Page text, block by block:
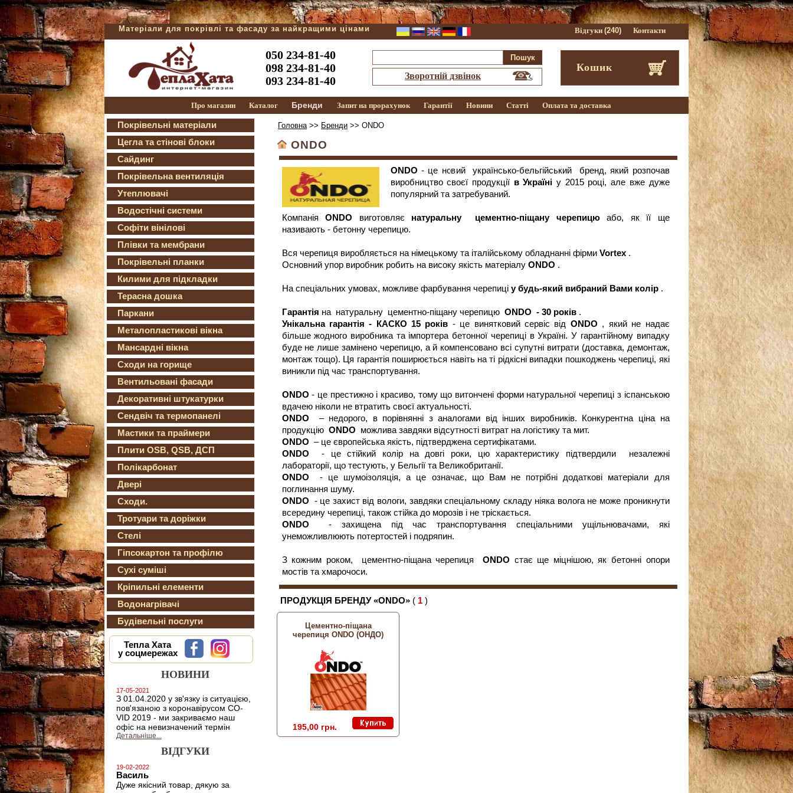
Матеріали для покрівлі та фасаду за найкращими цінами Відгуки (240) Контакти
050 234-81-40
098 234-81-40
093 234-81-40
Зворотній дзвінок
Кошик
Про магазин Каталог Бренди Запит на прорахунок Гарантії Новини Статті Оплата та доставка
Покрівельні матеріали
Цегла та стінові блоки
Сайдинг
Покрівельна вентиляція
Утеплювачі
Водостічні системи
Софіти вінілові
Плівки та мембрани
Покрівельні планки
Килими для підкладки
Терасна дошка
Паркани
Металопластикові вікна
Мансардні вікна
Сходи на горище
Вентильовані фасади
Декоративні штукатурки
Сендвіч та термопанелі
Мастики та праймери
Плити OSB, QSB, ДСП
Полікарбонат
Двері
Сходи.
Тротуари та доріжки
Стелі
Гіпсокартон та профілю
Сухі суміші
Кріпильні елементи
Водонагрівачі
Будівельні послуги
Тепла Хата
у соцмережах
НОВИНИ
17-05-2021
З 01.04.2020 у зв'язку із ситуацією,
пов'язаною з коронавірусом CO-
VID 2019 - ми закриваємо наш
офіс на невизначений термін
Детальніше...
ВІДГУКИ
19-02-2022
Василь
Дуже якісний товар, дякую за
Головна>> Бренди >> ONDO
ONDO
ONDO - це новийукраїнсько-бельгійський
бренд, який розпочав
виробництво своєї продукції в Україні у 2015 році, але вже дуже
популярний та затребуваний.
Компанія ONDO виготовляє натуральну цементно-піщану черепицюабо, як її ще
називають - бетонну черепицю.
Вся черепиця виробляється на німецькому та італійському обладнанні фірми Vortex.
Основний упор виробник робить на високу якість матеріалу ONDO .
На спеціальних умовах, можливе фарбування черепиці у будь-який вибраний Вами колір.
Гарантія на натуральну цементно-піщану черепицю ONDO - 30 років.
Унікальна гарантія - КАСКО 15 років - це винятковий сервіс від ONDO , який не надає
більше жодного виробника та імпортера бетонної черепиці в Україні. У гарантійному випадку
буде не лише замінено черепицю, а й компенсовано всі супутні витрати (доставка, демонтаж,
монтаж тощо). Ця гарантія поширюється навіть на ті рідкісні випадки пошкоджень черепиці, які
виникли під час транспортування.
ONDO- це престижно і красиво, тому що витончені форми натуральної черепиці з іспанською
вдачею ніколи не втратить своєї актуальності.
ONDO – недорого, в порівнянні з аналогами від інших виробників. Конкурентна ціна на
продукцію ONDO можлива завдяки відсутності витрат на логістику та мит.
ONDO – це європейська якість, підтверджена сертифікатами.
ONDO - це стійкий колір на довгі роки, цю характеристику підтвердили незалежні
лабораторії, що тестують, у Бельгії та Великобританії.
ONDO - це шумоізоляція, а це означає, що Вам не потрібні додаткові матеріали для
поглинання шуму.
ONDO - це захист від вологи, завдяки спеціальному складу ніяка волога не може проникнути
всередину черепиці, також стійка до морозів і не тріскається.
ONDO- захищена під час транспортування спеціальними ущільнювачами, які
унеможливлюють потертостей і подряпин.
З кожним роком, цементно-піщана черепицяONDO стає ще міцнішою, як бетонні опори
мостів та хмарочоси.
ПРОДУКЦІЯ БРЕНДУ «ONDO» ( 1 )
Цементно-піщана
черепиця ONDO (ОНДО)
195,00 грн.